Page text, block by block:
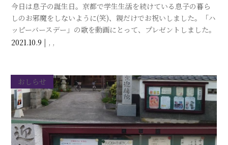
2021.10.9 | , ,
今日は息子の誕生日。京都で学生生活を続けている息子の暮ら
しのお邪魔をしないように(笑)、親だけでお祝いしました。「ハ
ッピーバースデー」の歌を動画にとって、プレゼントしました。
困った親バカ夫婦です。
おしらせ